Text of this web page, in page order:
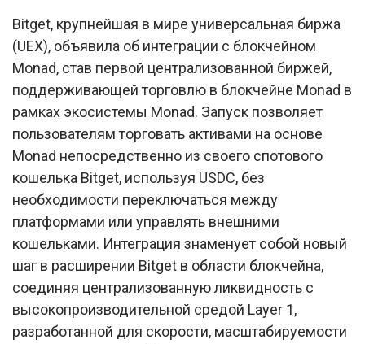
Bitget, крупнейшая в мире универсальная биржа
(UEX), объявила об интеграции с блокчейном
Monad, став первой централизованной биржей,
поддерживающей торговлю в блокчейне Monad в
рамках экосистемы Monad. Запуск позволяет
пользователям торговать активами на основе
Monad непосредственно из своего спотового
кошелька Bitget, используя USDC, без
необходимости переключаться между
платформами или управлять внешними
кошельками. Интеграция знаменует собой новый
шаг в расширении Bitget в области блокчейна,
соединяя централизованную ликвидность с
высокопроизводительной средой Layer 1,
разработанной для скорости, масштабируемости